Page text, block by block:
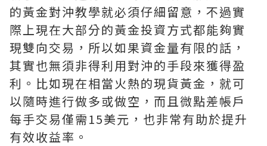
的黃金對沖教學就必須仔細留意，不過實
際上現在大部分的黃金投資方式都能夠實
現雙向交易，所以如果資金量有限的話，
其實也無須非得利用對沖的手段來獲得盈
利。比如現在相當火熱的現貨黃金，就可
以隨時進行做多或做空，而且微點差帳戶
每手交易僅需15美元，也非常有助於提升
有效收益率。